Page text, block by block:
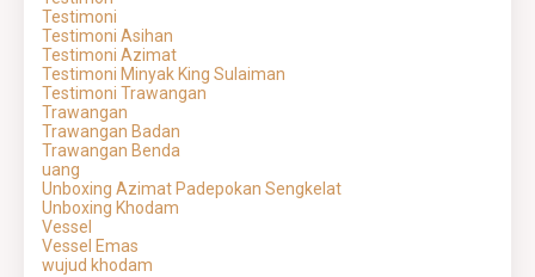
Testimoni
Testimoni Asihan
Testimoni Azimat
Testimoni Minyak King Sulaiman
Testimoni Trawangan
Trawangan
Trawangan Badan
Trawangan Benda
uang
Unboxing Azimat Padepokan Sengkelat
Unboxing Khodam
Vessel
Vessel Emas
wujud khodam